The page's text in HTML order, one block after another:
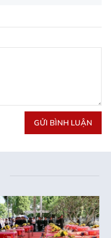
GỬI BÌNH LUẬN